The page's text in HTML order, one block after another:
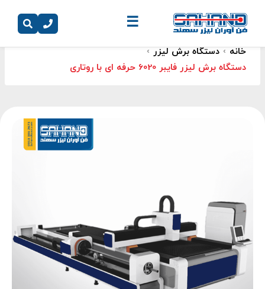
☰
خانه › دستگاه برش لیزر ›
دستگاه برش لیزر فایبر 6020 حرفه ای با روتاری